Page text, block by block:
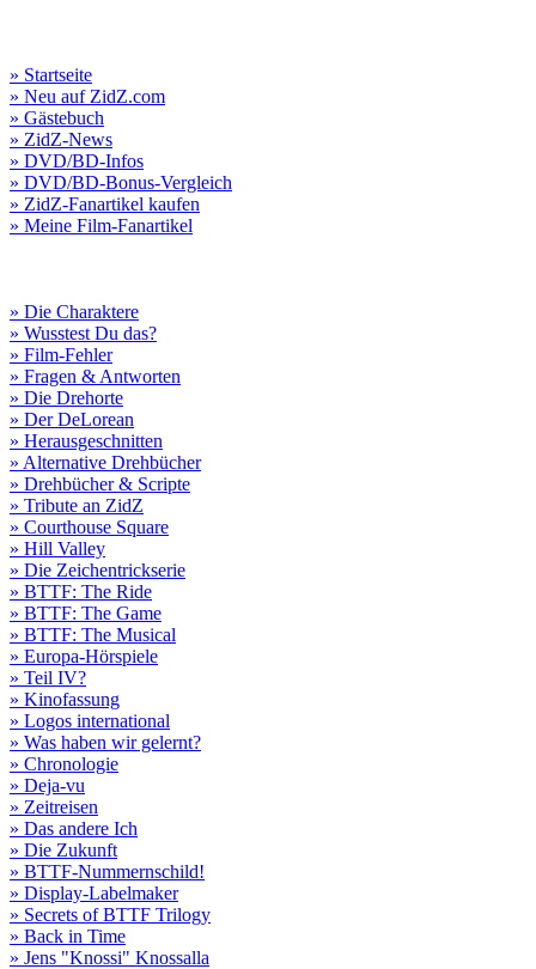
» Startseite
» Neu auf ZidZ.com
» Gästebuch
» ZidZ-News
» DVD/BD-Infos
» DVD/BD-Bonus-Vergleich
» ZidZ-Fanartikel kaufen
» Meine Film-Fanartikel
» Die Charaktere
» Wusstest Du das?
» Film-Fehler
» Fragen & Antworten
» Die Drehorte
» Der DeLorean
» Herausgeschnitten
» Alternative Drehbücher
» Drehbücher & Scripte
» Tribute an ZidZ
» Courthouse Square
» Hill Valley
» Die Zeichentrickserie
» BTTF: The Ride
» BTTF: The Game
» BTTF: The Musical
» Europa-Hörspiele
» Teil IV?
» Kinofassung
» Logos international
» Was haben wir gelernt?
» Chronologie
» Deja-vu
» Zeitreisen
» Das andere Ich
» Die Zukunft
» BTTF-Nummernschild!
» Display-Labelmaker
» Secrets of BTTF Trilogy
» Back in Time
» Jens "Knossi" Knossalla